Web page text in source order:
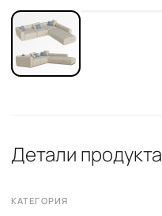
Детали продукта
КАТЕГОРИЯ